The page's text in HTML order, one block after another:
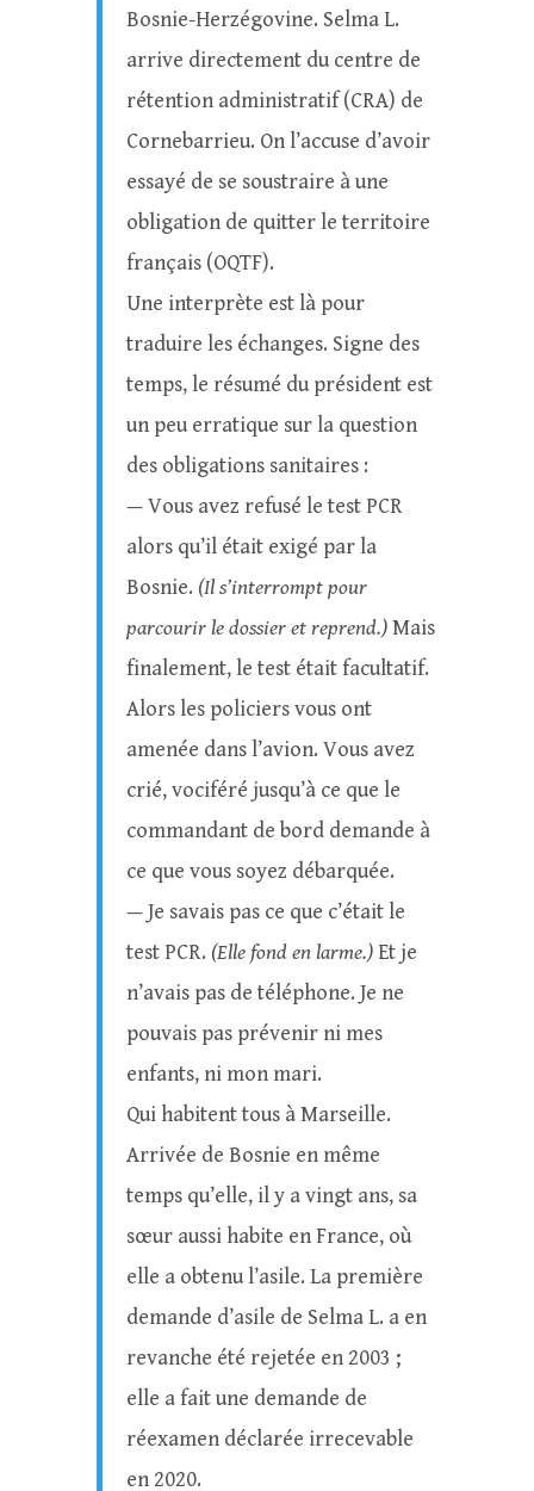
Bosnie-Herzégovine. Selma L.
arrive directement du centre de
rétention administratif (CRA) de
Cornebarrieu. On l’accuse d’avoir
essayé de se soustraire à une
obligation de quitter le territoire
français (OQTF).
Une interprète est là pour
traduire les échanges. Signe des
temps, le résumé du président est
un peu erratique sur la question
des obligations sanitaires :
— Vous avez refusé le test PCR
alors qu’il était exigé par la
Bosnie. (Il s’interrompt pour
parcourir le dossier et reprend.)Mais
finalement, le test était facultatif.
Alors les policiers vous ont
amenée dans l’avion. Vous avez
crié, vociféré jusqu’à ce que le
commandant de bord demande à
ce que vous soyez débarquée.
— Je savais pas ce que c’était le
test PCR. (Elle fond en larme.)Et je
n’avais pas de téléphone. Je ne
pouvais pas prévenir ni mes
enfants, ni mon mari.
Qui habitent tous à Marseille.
Arrivée de Bosnie en même
temps qu’elle, il y a vingt ans, sa
sœur aussi habite en France, où
elle a obtenu l’asile. La première
demande d’asile de Selma L. a en
revanche été rejetée en 2003 ;
elle a fait une demande de
réexamen déclarée irrecevable
en 2020.